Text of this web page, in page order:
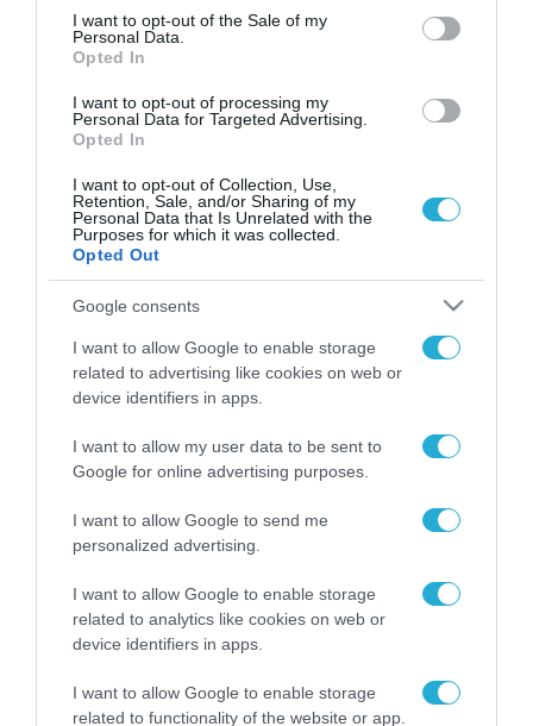
consent section.
I want to opt-out of the Sale of my
Personal Data.
Opted In
I want to opt-out of processing my
Personal Data for Targeted Advertising.
Opted In
I want to opt-out of Collection, Use,
Retention, Sale, and/or Sharing of my
Personal Data that Is Unrelated with the
Purposes for which it was collected.
Opted Out
Google consents
I want to allow Google to enable storage
related to advertising like cookies on web or
device identifiers in apps.
I want to allow my user data to be sent to
Google for online advertising purposes.
I want to allow Google to send me
personalized advertising.
I want to allow Google to enable storage
related to analytics like cookies on web or
device identifiers in apps.
I want to allow Google to enable storage
related to functionality of the website or app.
10.12.2024 | 16:19
Ο συριακός Στόλος στη Λαττάκεια
«καπνίζουν» από την ισραηλινή επίθεση
Οι ισραηλινές δυνάμεις πλήττουν τις κυριότερες
εγκαταστάσεις των συριακών ενόπλων δυνάμεων για
να καταστρέψουν τις δυνατότητές τους
07.08.2026 | 11:02
Η Ρωσία έχει καταστρέψει πάνω
από 400.000 τετραγωνικά μέτρα
ουκρανικών εγκαταστάσεων τον